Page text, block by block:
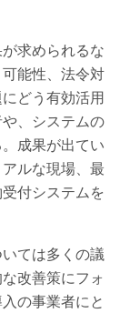
求められるな
能性、法令対
どう有効活用
、システムの
成果が出てい
ルな現場、最
付システムを
ては多くの議
改善策にフォ
の事業者にと